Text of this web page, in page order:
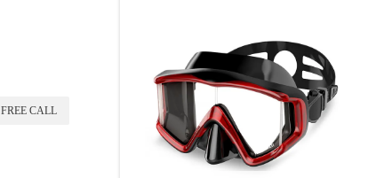
FREE CALL